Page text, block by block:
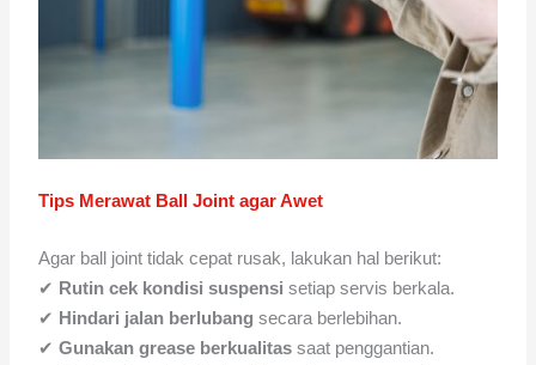
Tips Merawat Ball Joint agar Awet
Agar ball joint tidak cepat rusak, lakukan hal berikut:
✔ Rutin cek kondisi suspensi setiap servis berkala.
✔ Hindari jalan berlubang secara berlebihan.
✔Gunakan grease berkualitas saat penggantian.